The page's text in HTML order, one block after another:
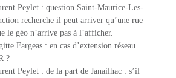
Peylet : question Saint-Maurice-Les-
recherche il peut arriver qu’une rue
le géo n’arrive pas à l’afficher.
Fargeas : en cas d’extension réseau
?
Peylet : de la part de Janailhac : s’il